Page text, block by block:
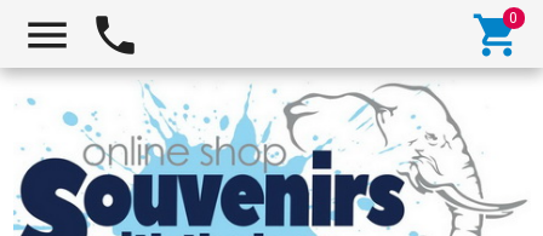
  